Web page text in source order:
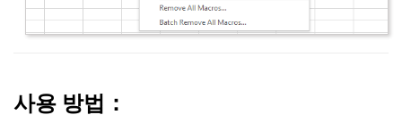
사용 방법：